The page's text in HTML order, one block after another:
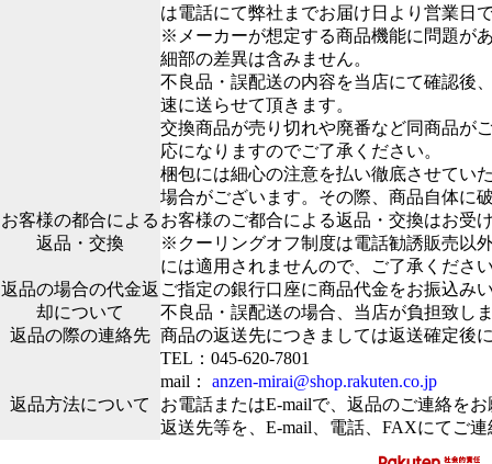
は電話にて弊社までお届け日より営業日
※メーカーが想定する商品機能に問題が
細部の差異は含みません。
不良品・誤配送の内容を当店にて確認後
速に送らせて頂きます。
交換商品が売り切れや廃番など同商品が
応になりますのでご了承ください。
梱包には細心の注意を払い徹底させてい
場合がございます。その際、商品自体に
お客様の都合による
返品・交換
お客様のご都合による返品・交換はお受
※クーリングオフ制度は電話勧誘販売以
には適用されませんので、ご了承くださ
返品の場合の代金返
却について
ご指定の銀行口座に商品代金をお振込み
不良品・誤配送の場合、当店が負担致し
返品の際の連絡先 商品の返送先につきましては返送確定後
TEL：045-620-7801
mail： anzen-mirai@shop.rakuten.co.jp
返品方法について
お電話またはE-mailで、返品のご連絡を
返送先等を、E-mail、電話、FAXにてご